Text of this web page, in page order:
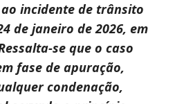
incidente de trânsito
de janeiro de 2026, em
se que o caso
fase de apuração,
condenação,